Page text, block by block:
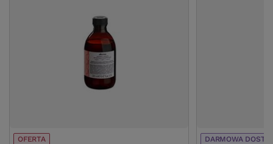
OFERTA DARMOWA